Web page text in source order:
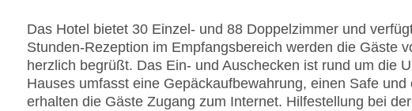
Das Hotel bietet 30 Einzel- und 88 Doppelzimmer und
Stunden-Rezeption im Empfangsbereich werden die Gäste
herzlich begrüßt. Das Ein- und Auschecken ist rund um die
Hauses umfasst eine Gepäckaufbewahrung, einen Safe
erhalten die Gäste Zugang zum Internet. Hilfestellung bei